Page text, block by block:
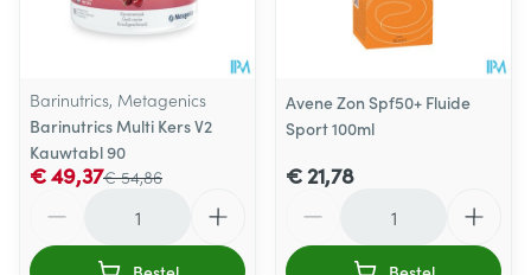
Barinutrics, Metagenics
Barinutrics Multi Kers V2
Kauwtabl 90
€ 54,86
€ 49,37
Avene Zon Spf50+ Fluide
Sport 100ml
€ 21,78